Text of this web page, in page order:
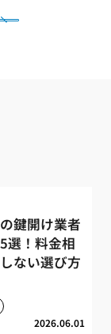
鍵開け業者
選！料金相
ない選び方
2026.06.01